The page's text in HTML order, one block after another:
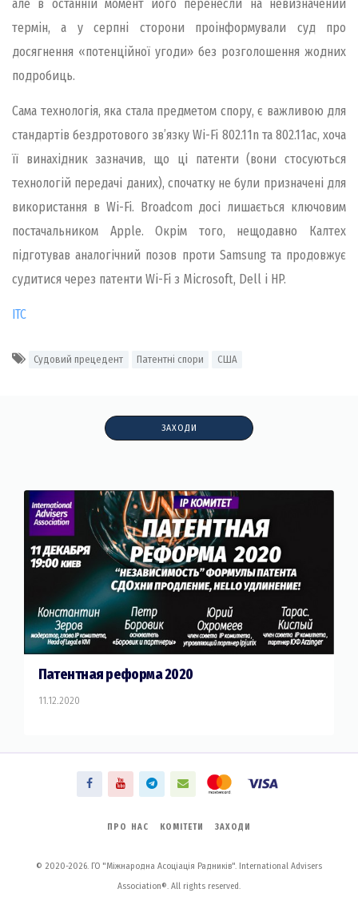
але в останній момент його перенесли на невизначений
термін, а у серпні сторони проінформували суд про
досягнення «потенційної угоди» без розголошення жодних
подробиць.
Сама технологія, яка стала предметом спору, є важливою для
стандартів бездротового зв’язку Wi-Fi 802.11n та 802.11ac, хоча
її винахідник зазначив, що ці патенти (вони стосуються
технологій передачі даних), спочатку не були призначені для
використання в Wi-Fi. Broadcom досі лишається ключовим
постачальником Apple. Окрім того, нещодавно Калтех
підготував аналогічний позов проти Samsung та продовжує
судитися через патенти Wi-Fi з Microsoft, Dell і HP.
ІТС
Судовий прецедент Патентні спори США
ЗАХОДИ
Патентная реформа 2020
11.12.2020
ПРО НАС КОМІТЕТИ ЗАХОДИ
© 2020-2026. ГО "Міжнародна Асоціація Радників". International Advisers
Association®. All rights reserved.